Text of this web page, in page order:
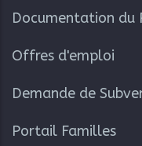
Documentation du
Offres d'emploi
Demande de
Portail Familles